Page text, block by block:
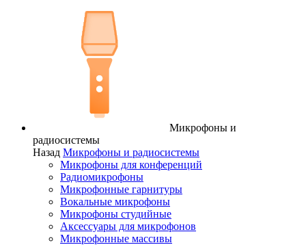
Микрофоны и
радиосистемы
Назад Микрофоны и радиосистемы
Микрофоны для конференций
Радиомикрофоны
Микрофонные гарнитуры
Вокальные микрофоны
Микрофоны студийные
Аксессуары для микрофонов
Микрофонные массивы